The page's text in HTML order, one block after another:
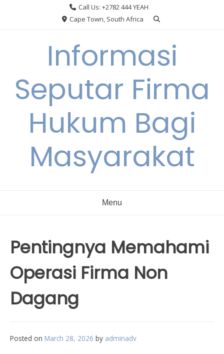
Call Us: +2782 444 YEAH
Cape Town, South Africa
Informasi
Seputar Firma
Hukum Bagi
Masyarakat
Menu
Pentingnya Memahami
Operasi Firma Non
Dagang
Posted on March 28, 2026 by adminadv